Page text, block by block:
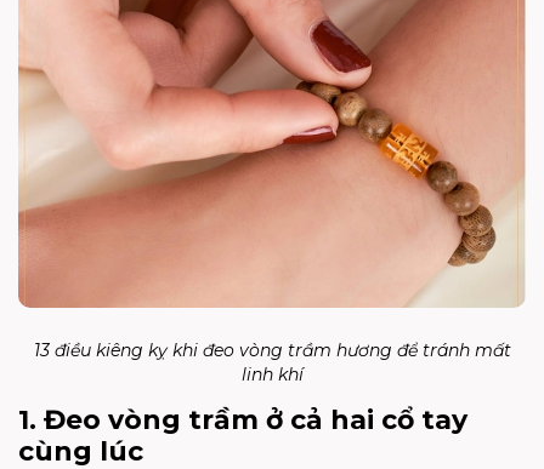
13 điều kiêng kỵ khi đeo vòng trầm hương để tránh mất
linh khí
1. Đeo vòng trầm ở cả hai cổ tay
cùng lúc